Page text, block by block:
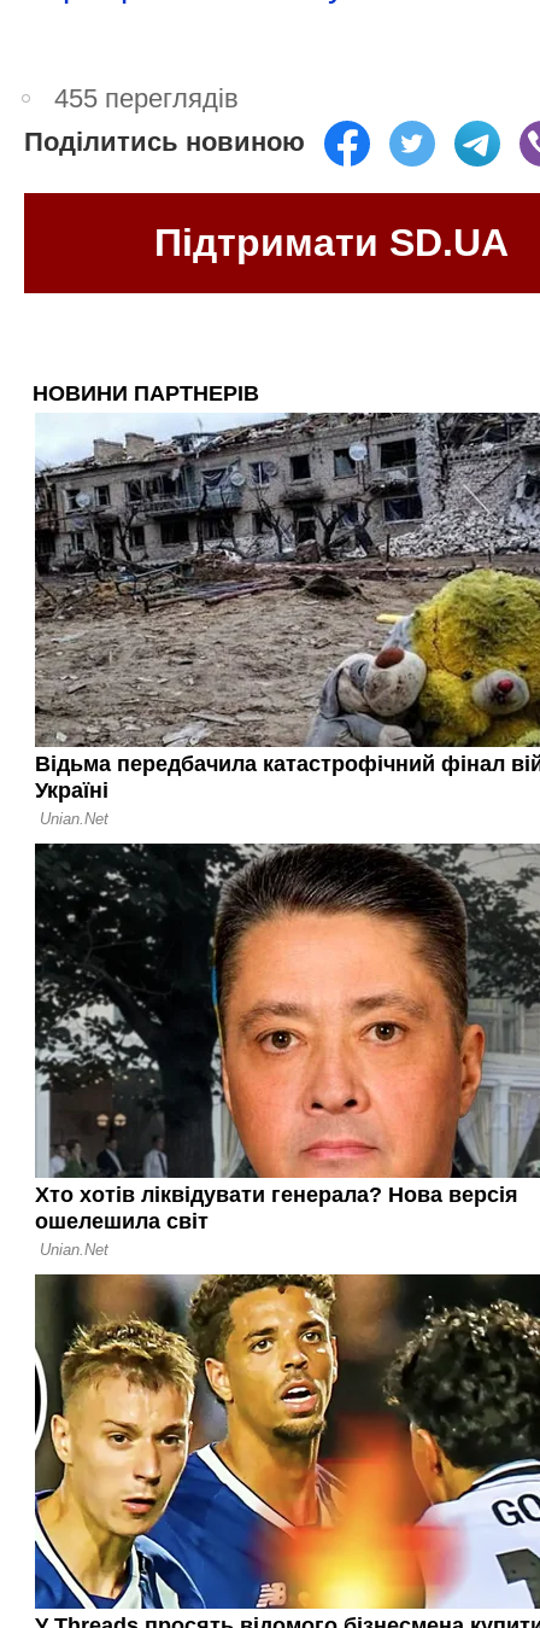
455 переглядів
Поділитись новиною
Підтримати SD.UA